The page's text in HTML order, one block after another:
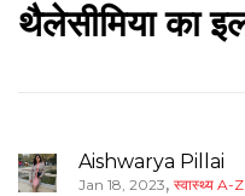
थैलेसीमिया का
Aishwarya Pillai
Jan 18, 2023, स्वास्थ्य A-Z